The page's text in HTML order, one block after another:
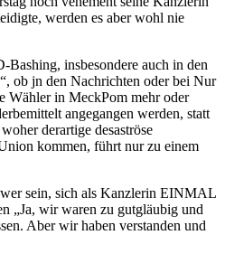
werden es aber wohl nie
Bashing, insbesondere auch in den
ob jn den Nachrichten oder bei Nur
Wähler in MeckPom mehr oder
angegangen werden, statt
derartige desaströse
kommen, führt nur zu einem
sein, sich als Kanzlerin EINMAL
„Ja, wir waren zu gutgläubig und
Aber wir haben verstanden und